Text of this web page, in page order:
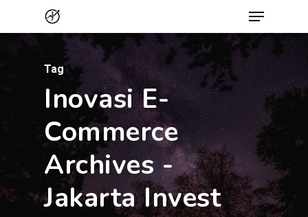
to
Menu
Tag
Inovasi E-
Commerce
Archives -
Jakarta Invest
Close
Menu